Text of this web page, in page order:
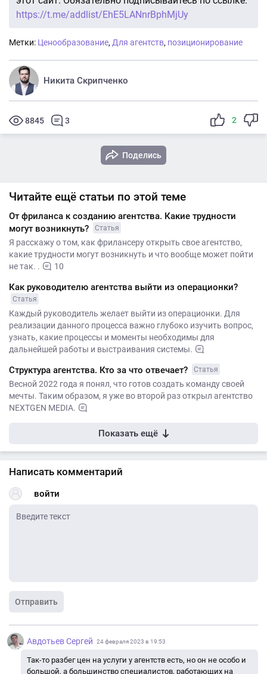
https://t.me/addlist/EhE5LANnrBphMjUy
Метки: Ценообразование, Для агентств, позиционирование
Никита Скрипченко
8845 3 2
Поделись
Читайте ещё статьи по этой теме
От фриланса к созданию агентства. Какие трудности
могут возникнуть?
Статья
Я расскажу о том, как фрилансеру открыть свое агентство,
какие трудности могут возникнуть и что вообще может пойти
не так. .
10
Как руководителю агентства выйти из операционки?
Статья
Каждый руководитель желает выйти из операционки. Для
реализации данного процесса важно глубоко изучить вопрос,
узнать, какие процессы и моменты необходимы для
дальнейшей работы и выстраивания системы.
Структура агентства. Кто за что отвечает? Статья
Весной 2022 года я понял, что готов создать команду своей
мечты. Таким образом, я уже во второй раз открыл агентство
NEXTGEN MEDIA.
Показать ещё
Написать комментарий
войти
Отправить
Авдотьев Сергей 24 февраля 2023 в 19:53
Так-то разбег цен на услуги у агентств есть, но он не особо и
большой, а большинство специалистов, работающих на